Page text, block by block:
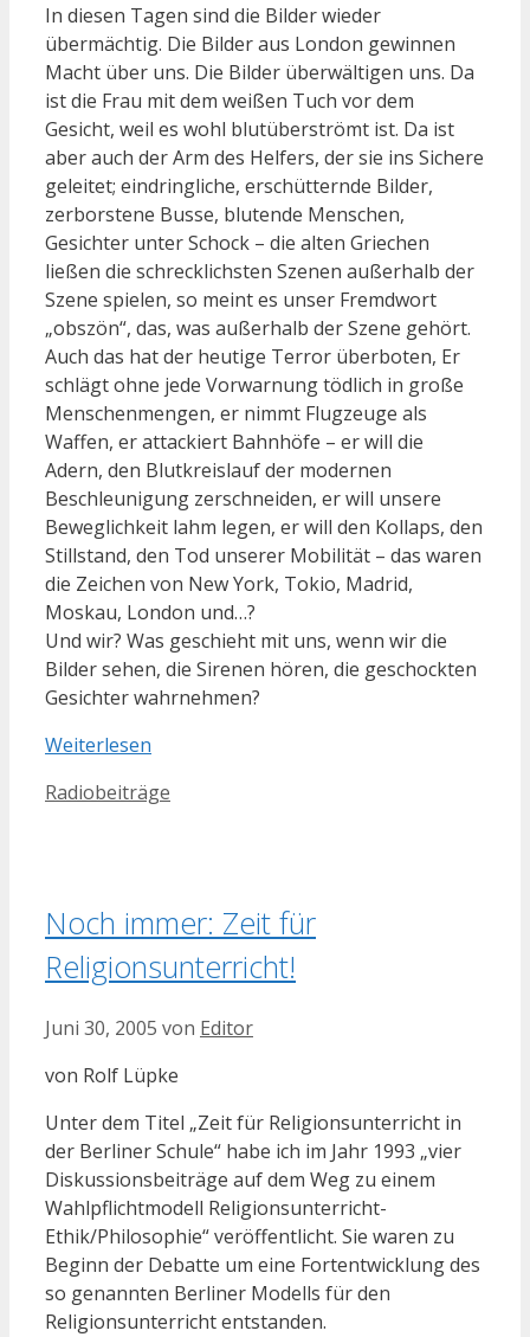
In diesen Tagen sind die Bilder wieder
übermächtig. Die Bilder aus London gewinnen
Macht über uns. Die Bilder überwältigen uns. Da
ist die Frau mit dem weißen Tuch vor dem
Gesicht, weil es wohl blutüberströmt ist. Da ist
aber auch der Arm des Helfers, der sie ins Sichere
geleitet; eindringliche, erschütternde Bilder,
zerborstene Busse, blutende Menschen,
Gesichter unter Schock – die alten Griechen
ließen die schrecklichsten Szenen außerhalb der
Szene spielen, so meint es unser Fremdwort
„obszön“, das, was außerhalb der Szene gehört.
Auch das hat der heutige Terror überboten, Er
schlägt ohne jede Vorwarnung tödlich in große
Menschenmengen, er nimmt Flugzeuge als
Waffen, er attackiert Bahnhöfe – er will die
Adern, den Blutkreislauf der modernen
Beschleunigung zerschneiden, er will unsere
Beweglichkeit lahm legen, er will den Kollaps, den
Stillstand, den Tod unserer Mobilität – das waren
die Zeichen von New York, Tokio, Madrid,
Moskau, London und…?
Und wir? Was geschieht mit uns, wenn wir die
Bilder sehen, die Sirenen hören, die geschockten
Gesichter wahrnehmen?
Weiterlesen
Kategorien
Radiobeiträge
Noch immer: Zeit für
Religionsunterricht!
Juni 30, 2005 von Editor
von Rolf Lüpke
Unter dem Titel „Zeit für Religionsunterricht in
der Berliner Schule“ habe ich im Jahr 1993 „vier
Diskussionsbeiträge auf dem Weg zu einem
Wahlpflichtmodell Religionsunterricht-
Ethik/Philosophie“ veröffentlicht. Sie waren zu
Beginn der Debatte um eine Fortentwicklung des
so genannten Berliner Modells für den
Religionsunterricht entstanden.